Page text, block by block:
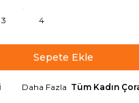
3 4
Sepete Ekle
Daha Fazla Tüm Kadın